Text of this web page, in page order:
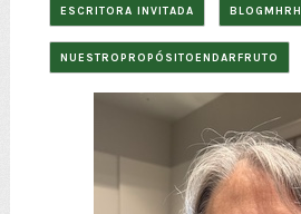
ESCRITORA INVITADA BLOGMHRH
NUESTROPROPÓSITOENDARFRUTO